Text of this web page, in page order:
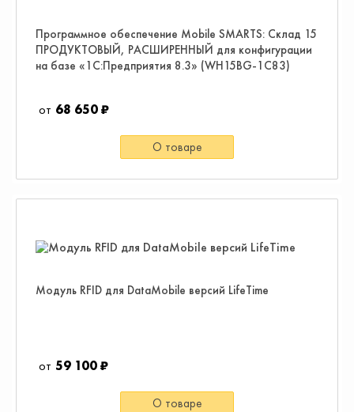
Программное обеспечение Mobile SMARTS: Склад 15
ПРОДУКТОВЫЙ, РАСШИРЕННЫЙ для конфигурации
на базе «1С:Предприятия 8.3» (WH15BG-1C83)
68 650 ₽
О товаре
Модуль RFID для DataMobile версий LifeTime
59 100 ₽
О товаре